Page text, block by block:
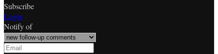
Subscribe
Login
Notify of